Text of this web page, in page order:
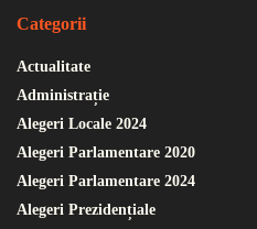
Categorii
Actualitate
Administrație
Alegeri Locale 2024
Alegeri Parlamentare 2020
Alegeri Parlamentare 2024
Alegeri Prezidențiale